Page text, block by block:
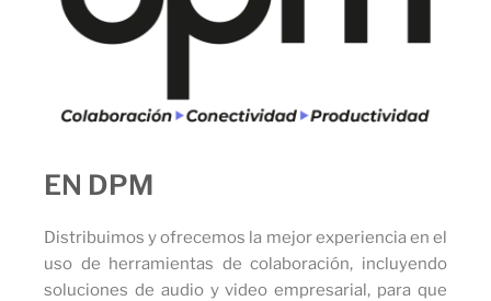
EN DPM
Distribuimos y ofrecemos la mejor experiencia en el
uso de herramientas de colaboración, incluyendo
soluciones de audio y video empresarial, para que